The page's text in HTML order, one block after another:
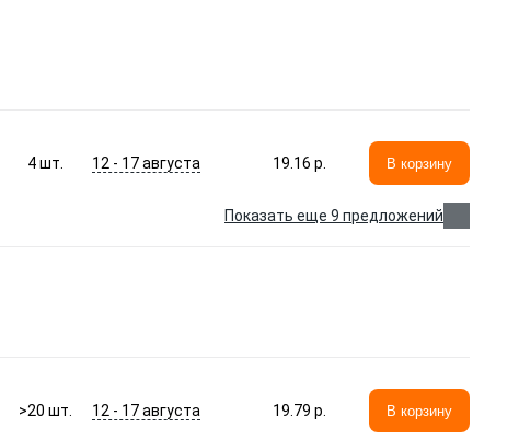
4шт. 12 - 17 августа 19.16 p. В корзину
Показать еще 9 предложений
>20 шт. 12 - 17 августа 19.79 p. В корзину